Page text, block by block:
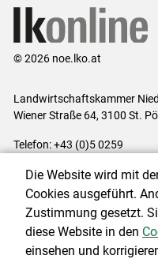
© 2026 noe.lko.at
Landwirtschaftskammer
Wiener Straße 64, 3100 St.
Telefon: +43 (0)5 0259
Impressum|Kontakt|
Cookie-Einstellungen
Die Website wird mit
Cookies ausgeführt.
Zustimmung gesetzt.
diese Website in den
einsehen und